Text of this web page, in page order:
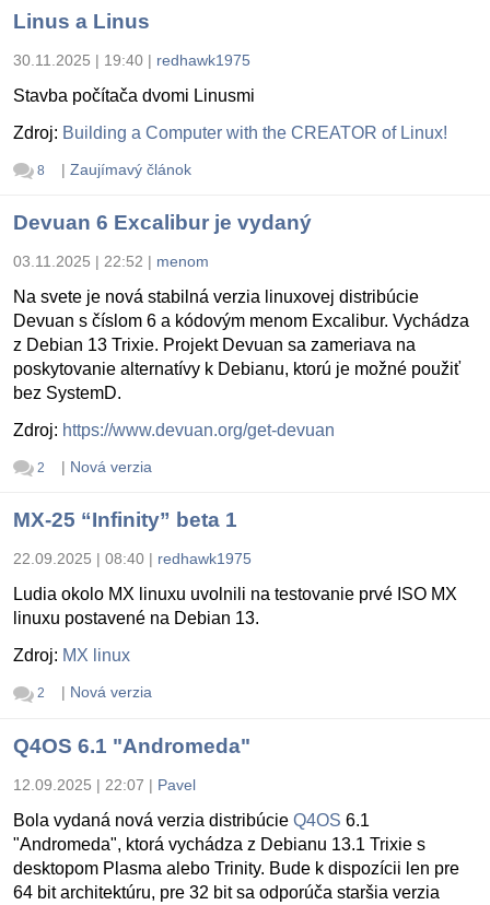
Linus a Linus
30.11.2025 | 19:40 | redhawk1975
Stavba počítača dvomi Linusmi
Zdroj: Building a Computer with the CREATOR of Linux!
8 | Zaujímavý článok
Devuan 6 Excalibur je vydaný
03.11.2025 | 22:52 | menom
Na svete je nová stabilná verzia linuxovej distribúcie
Devuan s číslom 6 a kódovým menom Excalibur. Vychádza
z Debian 13 Trixie. Projekt Devuan sa zameriava na
poskytovanie alternatívy k Debianu, ktorú je možné použiť
bez SystemD.
Zdroj: https://www.devuan.org/get-devuan
2 | Nová verzia
MX-25 “Infinity” beta 1
22.09.2025 | 08:40 | redhawk1975
Ludia okolo MX linuxu uvolnili na testovanie prvé ISO MX
linuxu postavené na Debian 13.
Zdroj: MX linux
2 | Nová verzia
Q4OS 6.1 "Andromeda"
12.09.2025 | 22:07 | Pavel
Bola vydaná nová verzia distribúcie Q4OS 6.1
"Andromeda", ktorá vychádza z Debianu 13.1 Trixie s
desktopom Plasma alebo Trinity. Bude k dispozícii len pre
64 bit architektúru, pre 32 bit sa odporúča staršia verzia